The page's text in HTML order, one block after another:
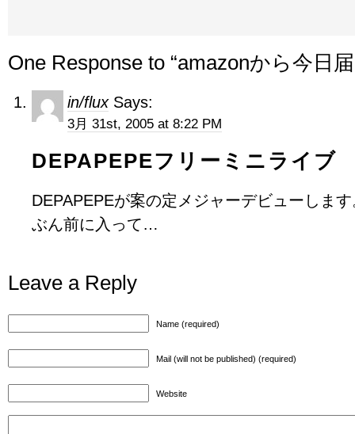
One Response to “amazonから今日
in/fluxSays:
3月 31st, 2005 at 8:22 PM
DEPAPEPEフリーミニライブ
DEPAPEPEが案の定メジャーデビューしま
ぶん前に入って…
Leave a Reply
Name (required)
Mail (will not be published) (required)
Website